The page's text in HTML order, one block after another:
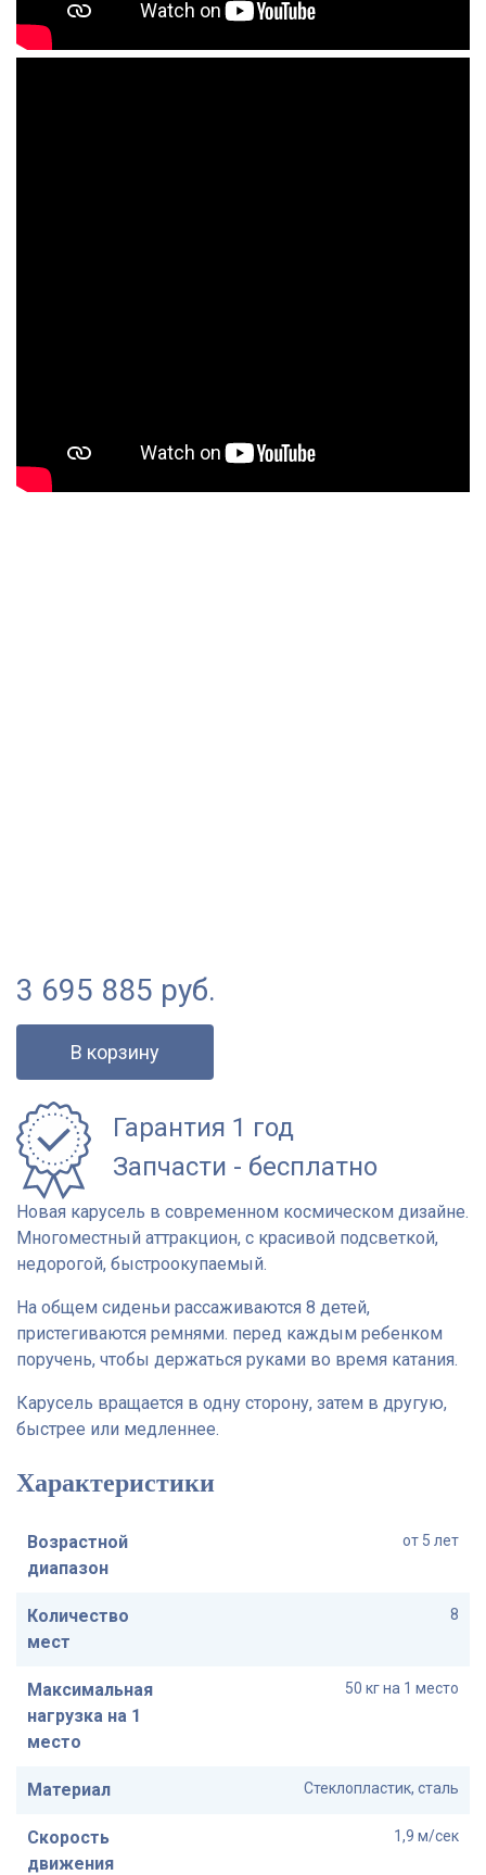
3 695 885 руб.
В корзину
Гарантия 1 год
Запчасти - бесплатно
Новая карусель в современном космическом дизайне.
Многоместный аттракцион, с красивой подсветкой,
недорогой, быстроокупаемый.
На общем сиденьи рассаживаются 8 детей,
пристегиваются ремнями. перед каждым ребенком
поручень, чтобы держаться руками во время катания.
Карусель вращается в одну сторону, затем в другую,
быстрее или медленнее.
Характеристики
Возрастной
диапазон
от 5 лет
Количество
мест
8
Максимальная
нагрузка на 1
место
50 кг на 1 место
Материал Стеклопластик, сталь
Скорость
движения
1,9 м/сек